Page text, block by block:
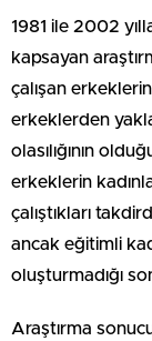
1981 ile 2002
kapsayan
çalışan
erkeklerden
olasılığının
erkeklerin
çalıştıkları
ancak eğitimli
oluşturmadığı
Araştırma